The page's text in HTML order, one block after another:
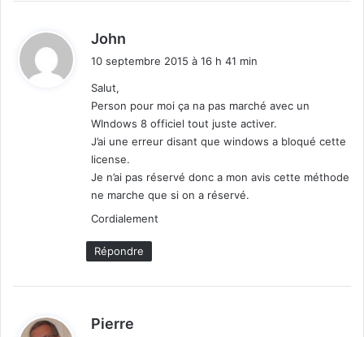
John
10 septembre 2015 à 16 h 41 min
Salut,
Person pour moi ça na pas marché avec un
WIndows 8 officiel tout juste activer.
J’ai une erreur disant que windows a bloqué cette
license.
Je n’ai pas réservé donc a mon avis cette méthode
ne marche que si on a réservé.
Cordialement
Répondre
Pierre